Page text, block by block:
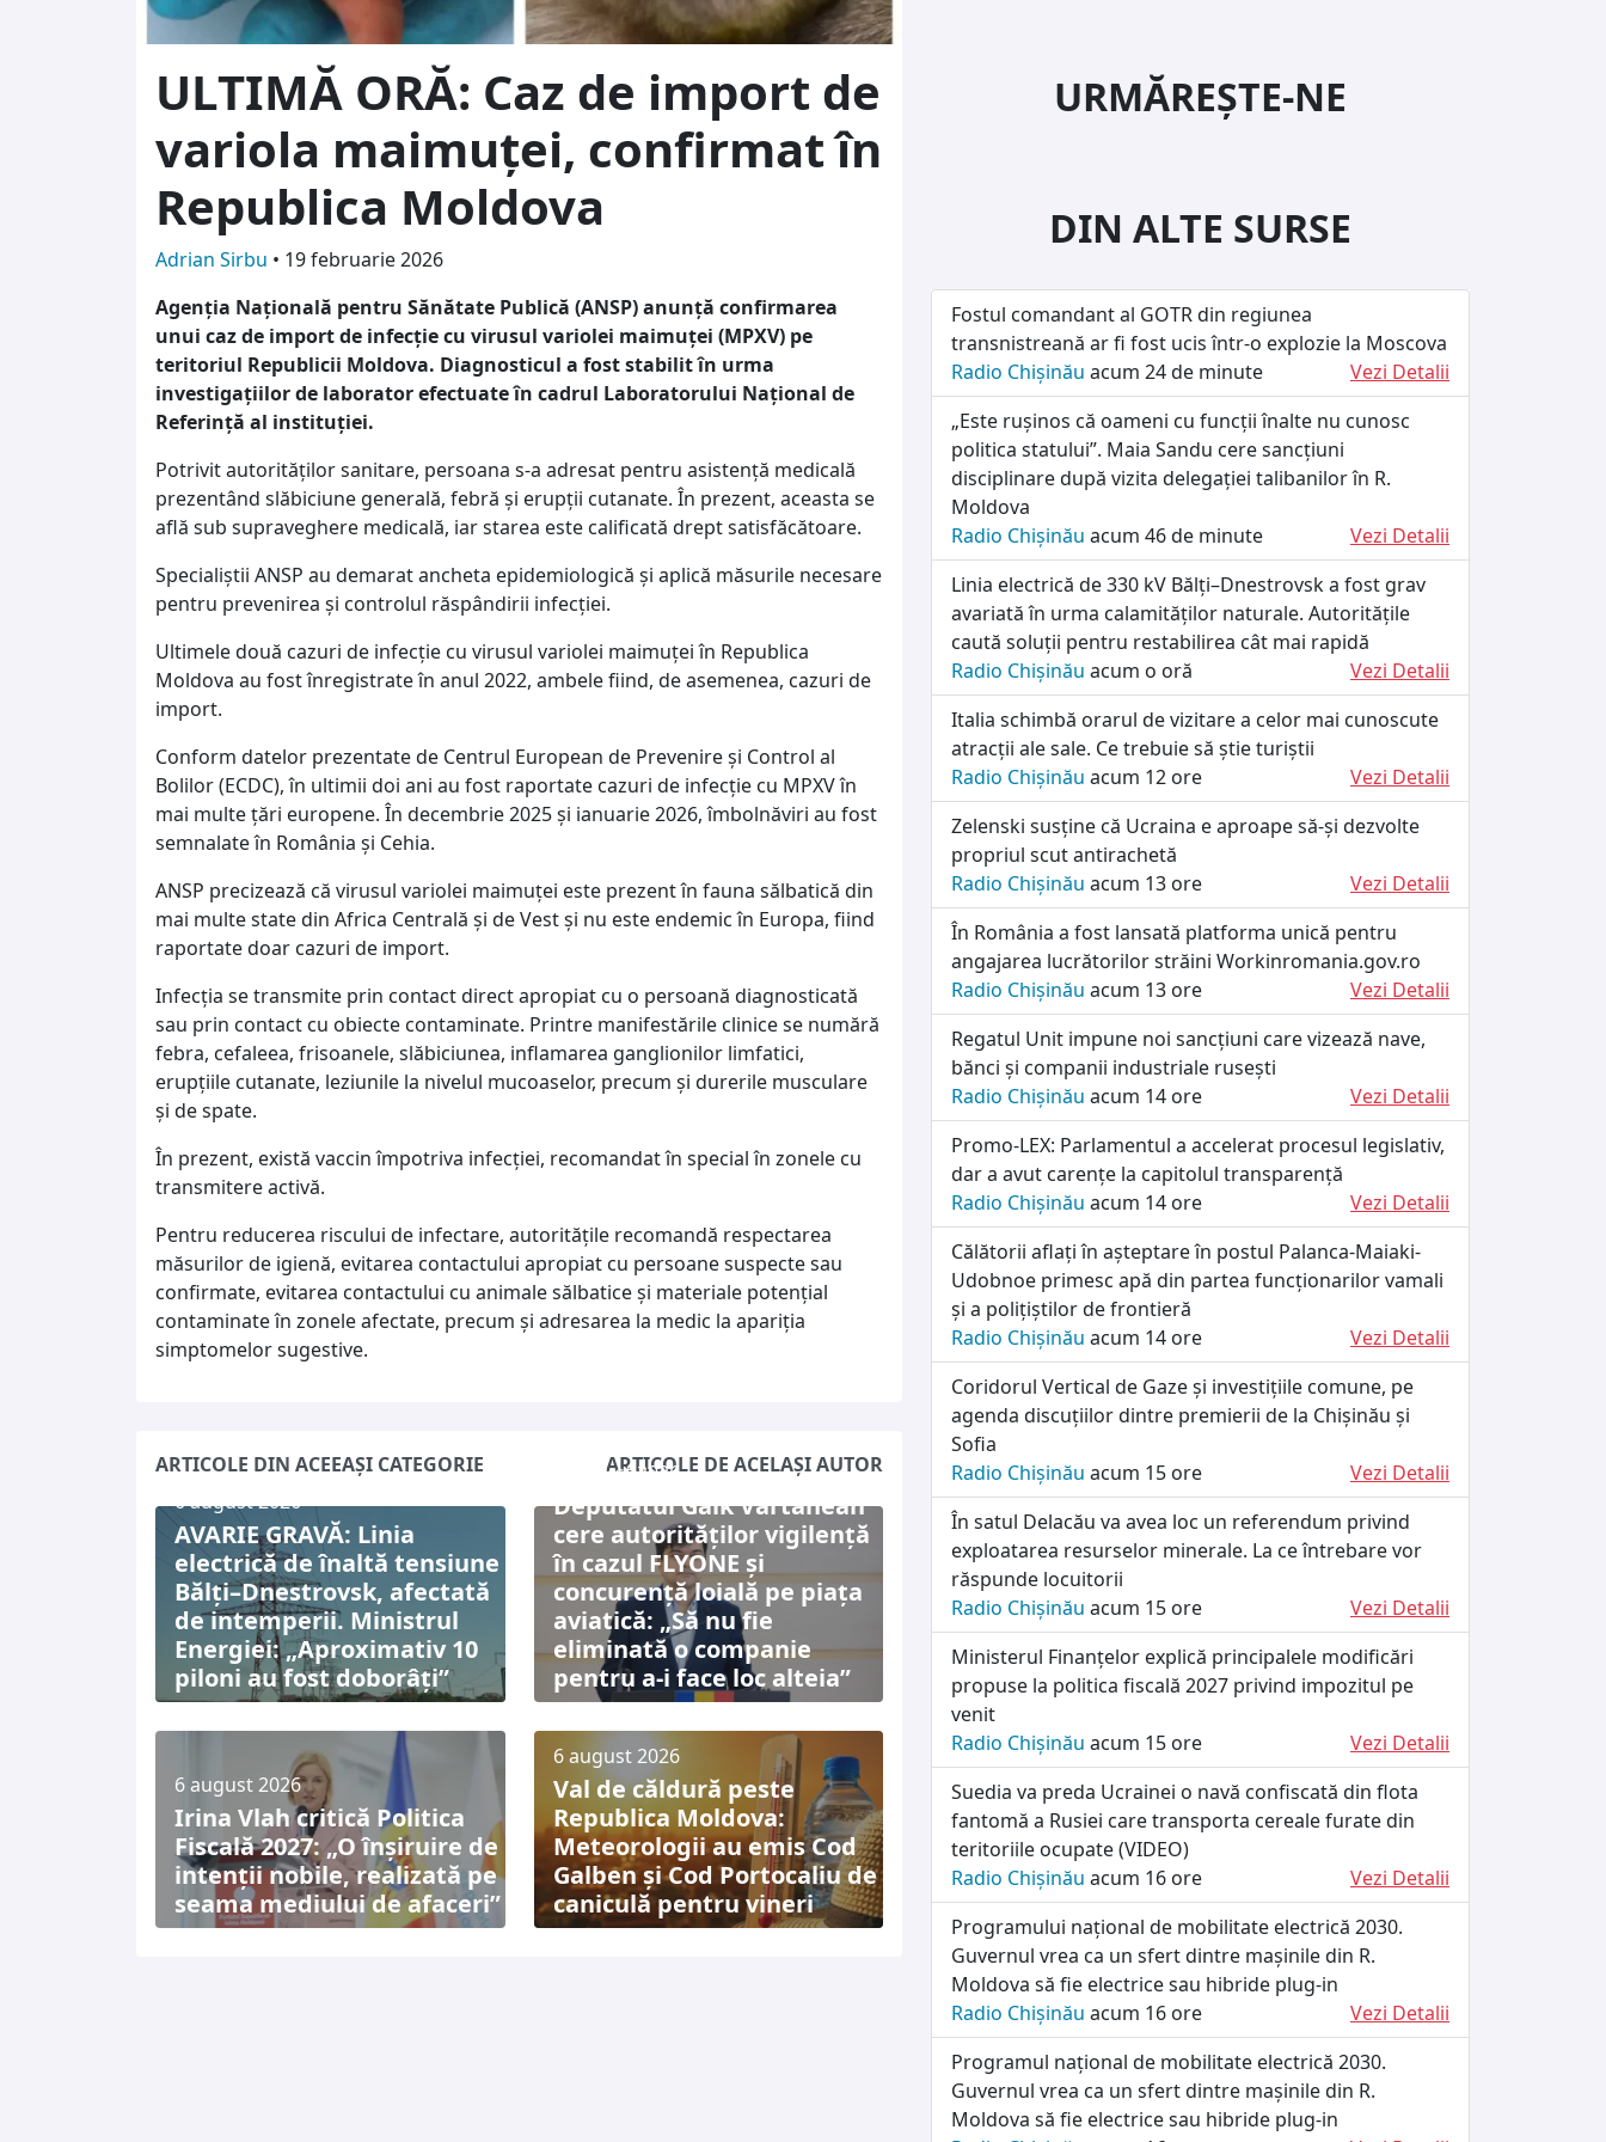
ULTIMĂ ORĂ: Caz de import de
variola maimuței, confirmat în
Republica Moldova
Adrian Sirbu • 19 februarie 2026
Agenția Națională pentru Sănătate Publică (ANSP) anunță confirmarea
unui caz de import de infecție cu virusul variolei maimuței (MPXV) pe
teritoriul Republicii Moldova. Diagnosticul a fost stabilit în urma
investigațiilor de laborator efectuate în cadrul Laboratorului Național de
Referință al instituției.
Potrivit autorităților sanitare, persoana s-a adresat pentru asistență medicală
prezentând slăbiciune generală, febră și erupții cutanate. În prezent, aceasta se
află sub supraveghere medicală, iar starea este calificată drept satisfăcătoare.
Specialiștii ANSP au demarat ancheta epidemiologică și aplică măsurile necesare
pentru prevenirea și controlul răspândirii infecției.
Ultimele două cazuri de infecție cu virusul variolei maimuței în Republica
Moldova au fost înregistrate în anul 2022, ambele fiind, de asemenea, cazuri de
import.
Conform datelor prezentate de Centrul European de Prevenire și Control al
Bolilor (ECDC), în ultimii doi ani au fost raportate cazuri de infecție cu MPXV în
mai multe țări europene. În decembrie 2025 și ianuarie 2026, îmbolnăviri au fost
semnalate în România și Cehia.
ANSP precizează că virusul variolei maimuței este prezent în fauna sălbatică din
mai multe state din Africa Centrală și de Vest și nu este endemic în Europa, fiind
raportate doar cazuri de import.
Infecția se transmite prin contact direct apropiat cu o persoană diagnosticată
sau prin contact cu obiecte contaminate. Printre manifestările clinice se numără
febra, cefaleea, frisoanele, slăbiciunea, inflamarea ganglionilor limfatici,
erupțiile cutanate, leziunile la nivelul mucoaselor, precum și durerile musculare
și de spate.
În prezent, există vaccin împotriva infecției, recomandat în special în zonele cu
transmitere activă.
Pentru reducerea riscului de infectare, autoritățile recomandă respectarea
măsurilor de igienă, evitarea contactului apropiat cu persoane suspecte sau
confirmate, evitarea contactului cu animale sălbatice și materiale potențial
contaminate în zonele afectate, precum și adresarea la medic la apariția
simptomelor sugestive.
ARTICOLE DIN ACEEAȘI CATEGORIE
ARTICOLE DE ACELAȘI AUTOR
6 august 2026
AVARIE GRAVĂ: Linia
electrică de înaltă tensiune
Bălți–Dnestrovsk, afectată
de intemperii. Ministrul
Energiei: „Aproximativ 10
piloni au fost doborâți”
6 august 2026
Deputatul Gaik Vartanean
cere autorităților vigilență
în cazul FLYONE și
concurență loială pe piața
aviatică: „Să nu fie
eliminată o companie
pentru a-i face loc alteia”
6 august 2026
Irina Vlah critică Politica
Fiscală 2027: „O înșiruire de
intenții nobile, realizată pe
seama mediului de afaceri”
6 august 2026
Val de căldură peste
Republica Moldova:
Meteorologii au emis Cod
Galben și Cod Portocaliu de
caniculă pentru vineri
URMĂREȘTE-NE
DIN ALTE SURSE
Fostul comandant al GOTR din regiunea
transnistreană ar fi fost ucis într-o explozie la Moscova
Radio Chișinău acum 24 de minute
Vezi Detalii
„Este rușinos că oameni cu funcții înalte nu cunosc
politica statului”. Maia Sandu cere sancțiuni
disciplinare după vizita delegației talibanilor în R.
Moldova
Radio Chișinău acum 46 de minute
Vezi Detalii
Linia electrică de 330 kV Bălți–Dnestrovsk a fost grav
avariată în urma calamităților naturale. Autoritățile
caută soluții pentru restabilirea cât mai rapidă
Radio Chișinău acum o oră
Vezi Detalii
Italia schimbă orarul de vizitare a celor mai cunoscute
atracții ale sale. Ce trebuie să știe turiștii
Radio Chișinău acum 12 ore
Vezi Detalii
Zelenski susține că Ucraina e aproape să-și dezvolte
propriul scut antirachetă
Radio Chișinău acum 13 ore
Vezi Detalii
În România a fost lansată platforma unică pentru
angajarea lucrătorilor străini Workinromania.gov.ro
Radio Chișinău acum 13 ore
Vezi Detalii
Regatul Unit impune noi sancțiuni care vizează nave,
bănci și companii industriale rusești
Radio Chișinău acum 14 ore
Vezi Detalii
Promo-LEX: Parlamentul a accelerat procesul legislativ,
dar a avut carențe la capitolul transparență
Radio Chișinău acum 14 ore
Vezi Detalii
Călătorii aflați în așteptare în postul Palanca-Maiaki-
Udobnoe primesc apă din partea funcționarilor vamali
și a polițiștilor de frontieră
Radio Chișinău acum 14 ore
Vezi Detalii
Coridorul Vertical de Gaze și investițiile comune, pe
agenda discuțiilor dintre premierii de la Chișinău și
Sofia
Radio Chișinău acum 15 ore
Vezi Detalii
În satul Delacău va avea loc un referendum privind
exploatarea resurselor minerale. La ce întrebare vor
răspunde locuitorii
Radio Chișinău acum 15 ore
Vezi Detalii
Ministerul Finanțelor explică principalele modificări
propuse la politica fiscală 2027 privind impozitul pe
venit
Radio Chișinău acum 15 ore
Vezi Detalii
Suedia va preda Ucrainei o navă confiscată din flota
fantomă a Rusiei care transporta cereale furate din
teritoriile ocupate (VIDEO)
Radio Chișinău acum 16 ore
Vezi Detalii
Programului național de mobilitate electrică 2030.
Guvernul vrea ca un sfert dintre mașinile din R.
Moldova să fie electrice sau hibride plug-in
Radio Chișinău acum 16 ore
Vezi Detalii
Programul național de mobilitate electrică 2030.
Guvernul vrea ca un sfert dintre mașinile din R.
Moldova să fie electrice sau hibride plug-in